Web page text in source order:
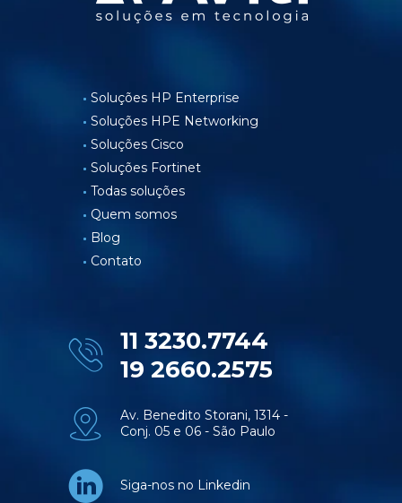
Soluções HP Enterprise
Soluções HPE Networking
Soluções Cisco
Soluções Fortinet
Todas soluções
Quem somos
Blog
Contato
11 3230.7744
19 2660.2575
Av. Benedito Storani, 1314 -
Conj. 05 e 06 - São Paulo
Siga-nos no Linkedin